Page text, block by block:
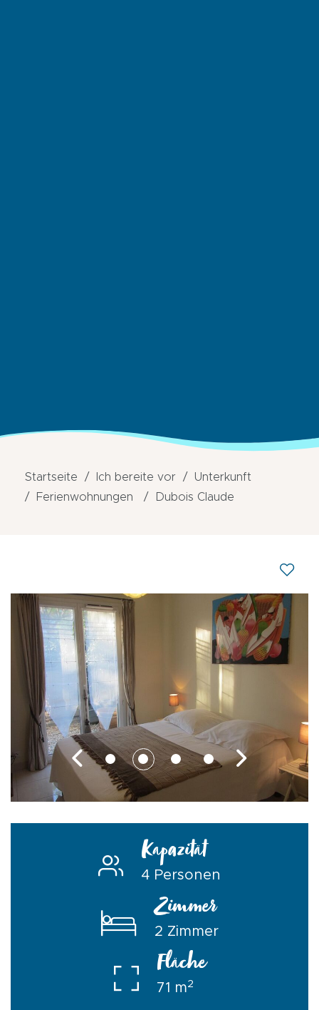
Startseite Ich bereite vor
Unterkunft
Ferienwohnungen
Dubois Claude
Kapazität
4 Personen
Zimmer
2 Zimmer
Fläche
71 m2